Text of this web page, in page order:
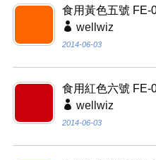
食用黃色五號 FE-
wellwiz
2014-06-03
食用紅色六號 FE-
wellwiz
2014-06-03